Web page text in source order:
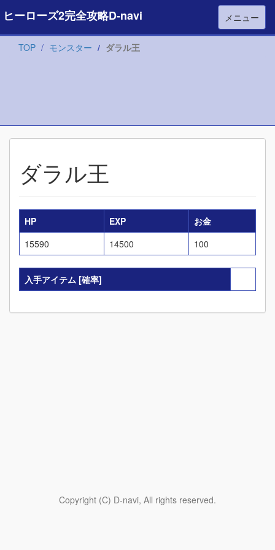
メニュー
ヒーローズ2完全攻略D-navi
TOP モンスター ダラル王
ダラル王
HP EXP
お金
15590
14500 100
入手アイテム [確率]
Copyright (C) D-navi, All rights reserved.